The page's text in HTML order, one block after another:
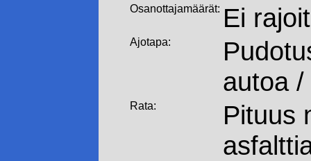
Osanottajamäärät: Ei
Ajotapa:
autoa
Rata:
Pituus